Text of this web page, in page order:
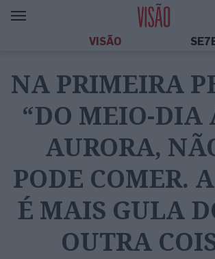
VISÃO
NA PRIMEIRA
“DO MEIO-DIA
AURORA,
PODE COMER.
É MAIS GULA
OUTRA